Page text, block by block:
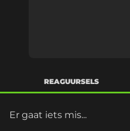
REAGUURSELS
Er gaat iets mis...